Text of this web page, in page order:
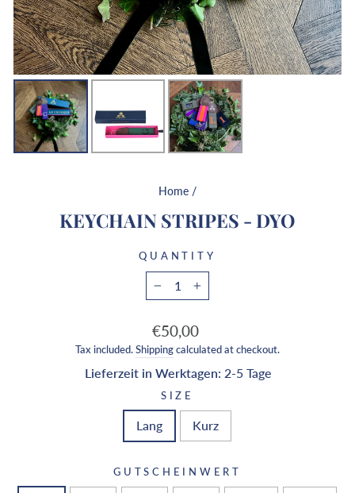
Home /
KEYCHAIN STRIPES - DYO
QUANTITY
Regular
price
€50,00
Tax included.Shippingcalculated at checkout.
Lieferzeit in Werktagen: 2-5 Tage
SIZE
Lang Kurz
GUTSCHEINWERT